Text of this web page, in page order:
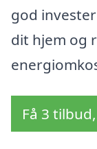
god
dit hjem og
Få 3